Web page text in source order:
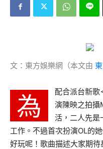
文：東方娛樂網（本文由
為
配合派台新歌
演陳映之拍攝
活，二人先是
工作。不過首次扮演OL的
好玩呢！歌曲描述大家期